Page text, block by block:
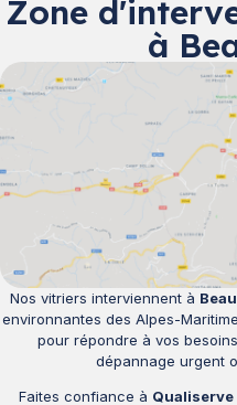
Zone
à
Nos vitriers interviennent à
environnantes des Alpes-
pour répondre à vos
dépannage urgent
Faites confiance à Qualiserve